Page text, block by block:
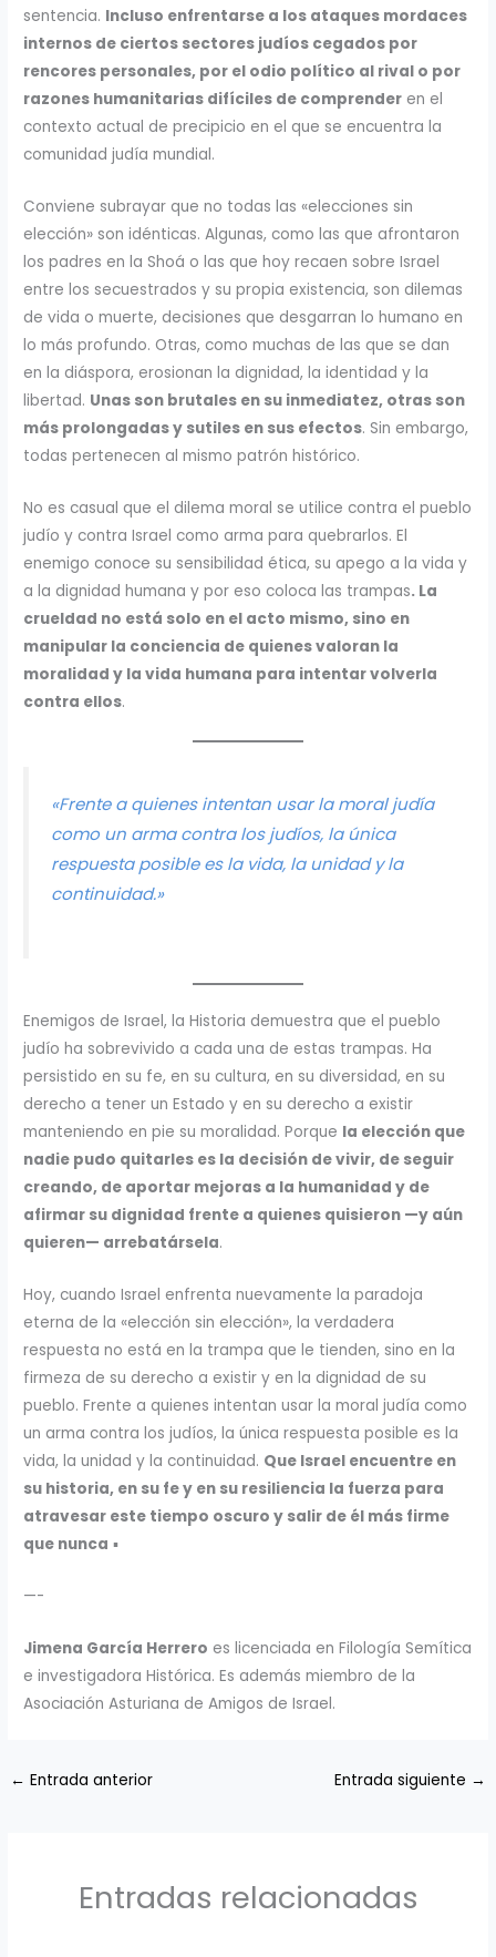
sentencia. Incluso enfrentarse a los ataques mordaces
internos de ciertos sectores judíos cegados por
rencores personales, por el odio político al rival o por
razones humanitarias difíciles de comprender en el
contexto actual de precipicio en el que se encuentra la
comunidad judía mundial.
Conviene subrayar que no todas las «elecciones sin
elección» son idénticas. Algunas, como las que afrontaron
los padres en la Shoá o las que hoy recaen sobre Israel
entre los secuestrados y su propia existencia, son dilemas
de vida o muerte, decisiones que desgarran lo humano en
lo más profundo. Otras, como muchas de las que se dan
en la diáspora, erosionan la dignidad, la identidad y la
libertad. Unas son brutales en su inmediatez, otras son
más prolongadas y sutiles en sus efectos. Sin embargo,
todas pertenecen al mismo patrón histórico.
No es casual que el dilema moral se utilice contra el pueblo
judío y contra Israel como arma para quebrarlos. El
enemigo conoce su sensibilidad ética, su apego a la vida y
a la dignidad humana y por eso coloca las trampas. La
crueldad no está solo en el acto mismo, sino en
manipular la conciencia de quienes valoran la
moralidad y la vida humana para intentar volverla
contra ellos.
«Frente a quienes intentan usar la moral judía
como un arma contra los judíos, la única
respuesta posible es la vida, la unidad y la
continuidad.»
Enemigos de Israel, la Historia demuestra que el pueblo
judío ha sobrevivido a cada una de estas trampas. Ha
persistido en su fe, en su cultura, en su diversidad, en su
derecho a tener un Estado y en su derecho a existir
manteniendo en pie su moralidad. Porque la elección que
nadie pudo quitarles es la decisión de vivir, de seguir
creando, de aportar mejoras a la humanidad y de
afirmar su dignidad frente a quienes quisieron —y aún
quieren— arrebatársela.
Hoy, cuando Israel enfrenta nuevamente la paradoja
eterna de la «elección sin elección», la verdadera
respuesta no está en la trampa que le tienden, sino en la
firmeza de su derecho a existir y en la dignidad de su
pueblo. Frente a quienes intentan usar la moral judía como
un arma contra los judíos, la única respuesta posible es la
vida, la unidad y la continuidad. Que Israel encuentre en
su historia, en su fe y en su resiliencia la fuerza para
atravesar este tiempo oscuro y salir de él más firme
que nunca ▪
—-
Jimena García Herrero es licenciada en Filología Semítica
e investigadora Histórica. Es además miembro de la
Asociación Asturiana de Amigos de Israel.
← Entrada anterior Entrada siguiente →
Entradas relacionadas